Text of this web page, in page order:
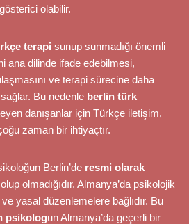
olabilir.
terapi sunup sunmadığı önemli
ana dilinde ifade edebilmesi,
ve terapi sürecine daha
Bu nedenle berlin türk
danışanlar için Türkçe iletişim,
zaman bir ihtiyaçtır.
Berlin’de resmi olarak
olmadığıdır. Almanya’da psikolojik
yasal düzenlemelere bağlıdır. Bu
psikologun Almanya’da geçerli bir